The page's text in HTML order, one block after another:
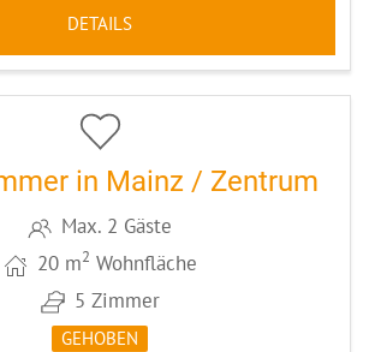
DETAILS
CODE: MZ014
in Mainz / Zentrum
Max. 2 Gäste
20 m2 Wohnfläche
5 Zimmer
GEHOBEN